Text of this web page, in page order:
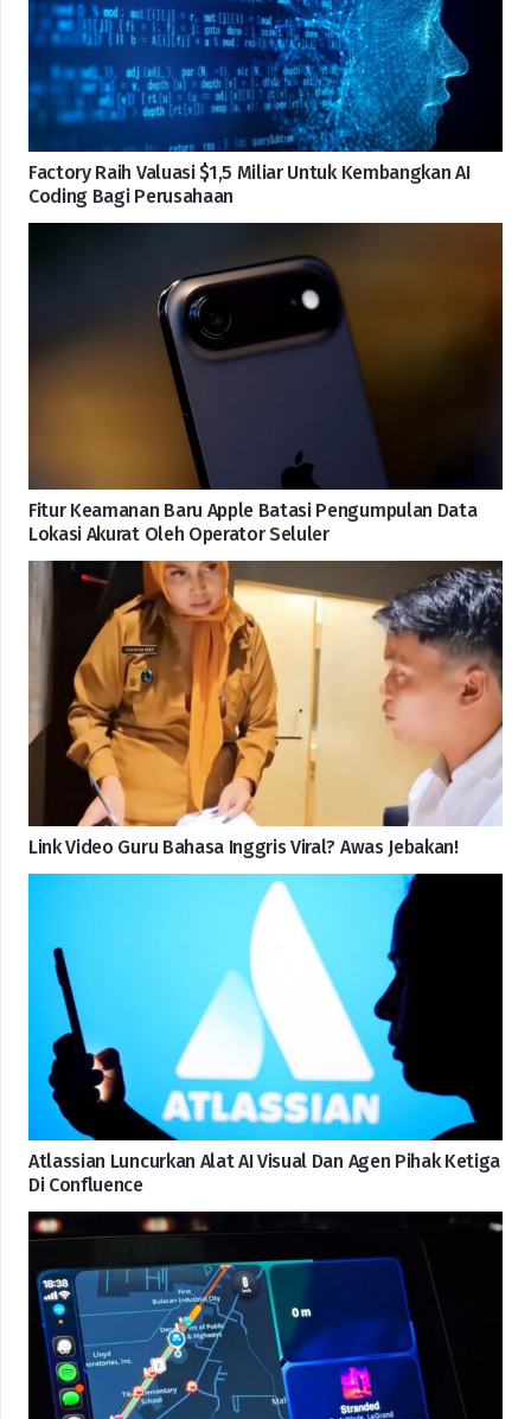
Factory Raih Valuasi $1,5 Miliar Untuk Kembangkan AI
Coding Bagi Perusahaan
Fitur Keamanan Baru Apple Batasi Pengumpulan Data
Lokasi Akurat Oleh Operator Seluler
Link Video Guru Bahasa Inggris Viral? Awas Jebakan!
Atlassian Luncurkan Alat AI Visual Dan Agen Pihak Ketiga
Di Confluence